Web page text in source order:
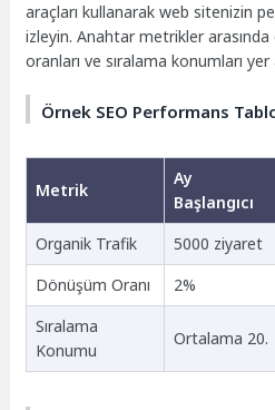
araçları kullanarak web sitenizin
izleyin. Anahtar metrikler
oranları ve sıralama konumları yer
Örnek SEO Performans
Metrik
Ay
Başlangıcı
Organik Trafik 5000 ziyaret
Dönüşüm Oranı
2%
Sıralama
Konumu
Ortalama 20.